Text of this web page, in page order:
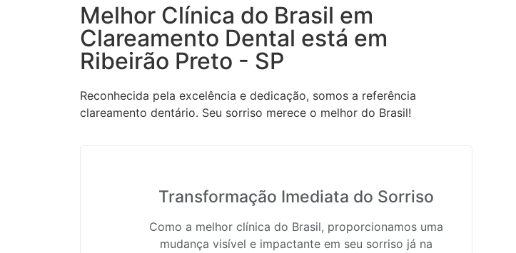
Melhor Clínica do Brasil em
Clareamento Dental está em
Ribeirão Preto - SP
Reconhecida pela excelência e dedicação, somos a referência
clareamento dentário. Seu sorriso merece o melhor do Brasil!
Transformação Imediata do Sorriso
Como a melhor clínica do Brasil, proporcionamos uma
mudança visível e impactante em seu sorriso já na